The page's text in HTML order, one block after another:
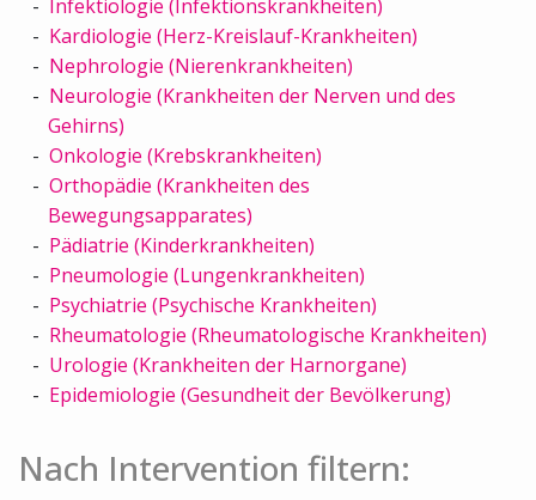
Infektiologie (Infektionskrankheiten)
Kardiologie (Herz-Kreislauf-Krankheiten)
Nephrologie (Nierenkrankheiten)
Neurologie (Krankheiten der Nerven und des
Gehirns)
Onkologie (Krebskrankheiten)
Orthopädie (Krankheiten des
Bewegungsapparates)
Pädiatrie (Kinderkrankheiten)
Pneumologie (Lungenkrankheiten)
Psychiatrie (Psychische Krankheiten)
Rheumatologie (Rheumatologische Krankheiten)
Urologie (Krankheiten der Harnorgane)
Epidemiologie (Gesundheit der Bevölkerung)
Nach Intervention filtern: